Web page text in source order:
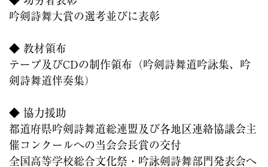
吟剣詩舞大賞の選考並びに表彰
◆ 教材領布
テープ及びCDの制作領布（吟剣詩舞道吟詠集、吟
剣詩舞道伴奏集）
◆ 協力援助
都道府県吟剣詩舞道総連盟及び各地区連絡協議会主
催コンクールへの当会会長賞の交付
全国高等学校総合文化祭・吟詠剣詩舞部門発表会へ